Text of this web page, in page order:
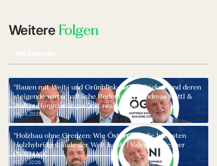
Cookies akzeptieren und Video laden
Weitere Folgen
"Bauen mit Weit- und Grünblick: Nachhaltigkeit und deren
steigende wirtschaftliche Bedeutung" | Andreas Köttl &
Walter Hammertinger (nxt real estate)
06.08.2026
"Holzbau ohne Grenzen: Wie Österreich die höchsten
Holzhybridgebäude der Welt baut" | Valentin Wiesner
(WIEHAG)
02.07.2026